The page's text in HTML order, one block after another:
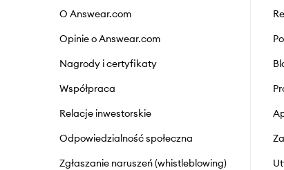
O Answear.com
Opinie o Answear.com
Nagrody i certyfikaty
Współpraca
Relacje inwestorskie
Odpowiedzialność społeczna
Zgłaszanie naruszeń (whistleblowing)